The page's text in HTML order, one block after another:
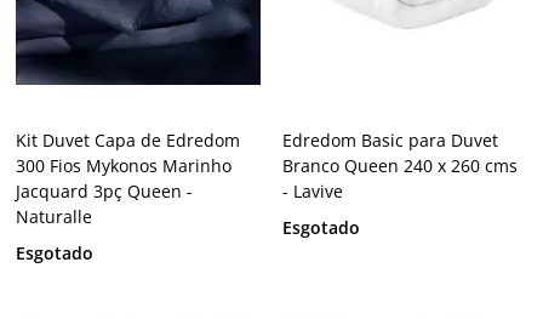
Kit Duvet Capa de Edredom
300 Fios Mykonos Marinho
Jacquard 3pç Queen -
Naturalle
Esgotado
Edredom Basic para Duvet
Branco Queen 240 x 260 cms
- Lavive
Esgotado